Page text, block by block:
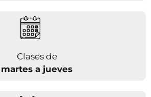
Clases de
martes a jueves